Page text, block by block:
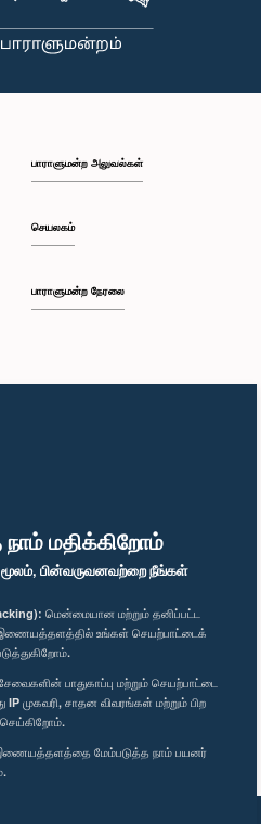
மதிக்கிறோம்
பின்வருவனவற்றை நீங்கள்
மென்மையான மற்றும் தனிப்பட்ட
உங்கள் செயற்பாட்டைக்
பாதுகாப்பு மற்றும் செயற்பாட்டை
IP முகவரி, சாதன விவரங்கள் மற்றும் பிற
செய்கிறோம்.
மேம்படுத்த நாம் பயனர்
பாராளுமன்ற அலுவல்கள்
செயலகம்
பாராளுமன்ற நேரலை